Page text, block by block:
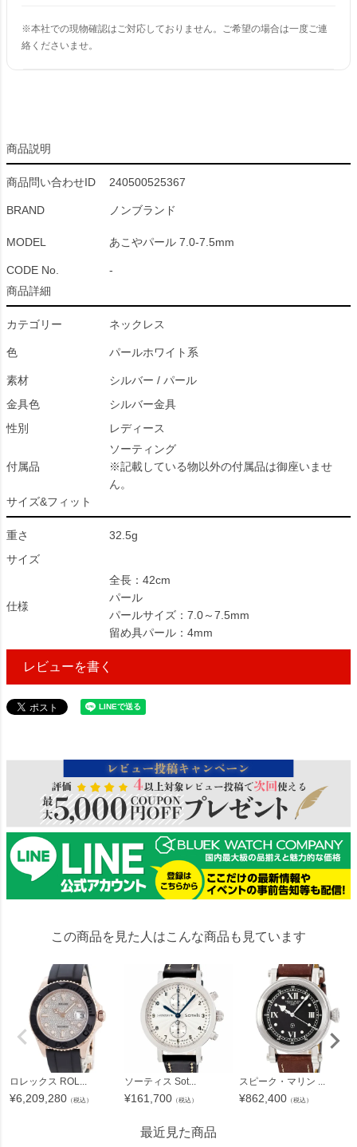
※本社での現物確認はご対応しておりません。ご希望の場合は一度ご連
絡くださいませ。
商品説明
商品問い合わせID 240500525367
BRAND ノンブランド
MODEL あこやパール 7.0-7.5mm
CODE No.
-
商品詳細
カテゴリー ネックレス
色 パールホワイト系
素材
シルバー / パール
金具色
シルバー金具
性別
レディース
付属品
ソーティング
※記載している物以外の付属品は御座いませ
ん。
サイズ&フィット
重さ
32.5g
サイズ
仕様
全長：42cm
パール
パールサイズ：7.0～7.5mm
留め具パール：4mm
レビューを書く
この商品を見た人はこんな商品も見ています
ロレックス ROL...
¥6,209,280 （税込）
ソーティス Sot...
¥161,700 （税込）
スピーク・マリン ...
¥862,400 （税込）
最近見た商品